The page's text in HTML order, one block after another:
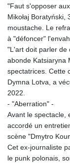
"Faut s'opposer
Mikołaj
moustache. Le
à "défoncer"
"L'art doit parler de
abonde Katsiaryna
spectatrices. Cette
Dymna Lotva, a
2022.
- "Aberration" -
Avant le spectacle,
accordé un
scène "Dmytro
Cet ex-journaliste
le punk polonais,